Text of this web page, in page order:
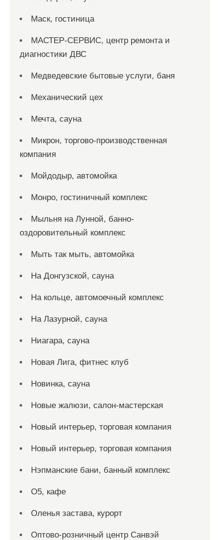
Маск, гостиница
МАСТЕР-СЕРВИС, центр ремонта и
диагностики ДВС
Медведевские бытовые услуги, баня
Механический цех
Мечта, сауна
Микрон, торгово-производственная
компания
Мойдодыр, автомойка
Монро, гостиничный комплекс
Мыльня на Лунной, банно-
оздоровительный комплекс
Мыть так мыть, автомойка
На Донгузской, сауна
На кольце, автомоечный комплекс
На Лазурной, сауна
Ниагара, сауна
Новая Лига, фитнес клуб
Новинка, сауна
Новые жалюзи, салон-мастерская
Новый интерьер, торговая компания
Новый интерьер, торговая компания
Нэпманские бани, банный комплекс
О5, кафе
Оленья застава, курорт
Оптово-розничный центр Санвэй